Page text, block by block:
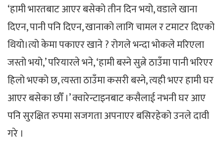
‘हामी भारतबाट आएर बसेको तीन दिन भयो, वडाले खाना
दिएन, पानी पनि दिएन, खानाको लागि चामल र टमाटर दिएको
थियो।त्यो केमा पकाएर खाने ? रोगले भन्दा भोकले मरिएला
जस्तो भयो,’ परियारले भने, ‘हामी बस्ने सुत्ने ठाउँमा पानी भरिएर
हिलो भएको छ, त्यस्ता ठाउँमा कसरी बस्ने, त्यही भएर हामी घर
आएर बसेका छौँ ।’ क्वारेन्टाइनबाट कसैलाई नभनी घर आए
पनि सुरक्षित रुपमा सजगता अपनाएर बसिरहेको उनले दावी
गरे ।